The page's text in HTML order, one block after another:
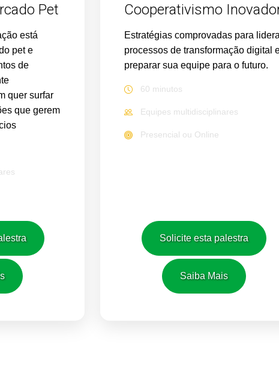
Pet
está
pet e
de
quer surfar
que gerem
Cooperativismo
Estratégias comprovadas para
processos de transformação digital
preparar sua equipe para o futuro.
60 minutos
Equipes multidisciplinares
Presencial ou Online
Solicite esta palestra
Saiba Mais